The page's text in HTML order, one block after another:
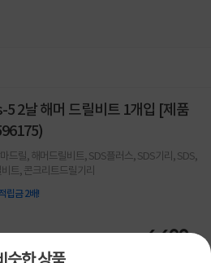
2날 해머 드릴비트 1개입 [제품
드릴, 해머드릴비트, SDS플러스, SDS기리, SDS,
트, 콘크리트드릴기리
립금 2배!
6,600원